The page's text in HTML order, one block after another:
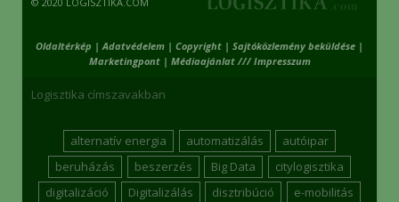
Oldaltérkép |Adatvédelem | Copyright | Sajtóközlemény beküldése |
Marketingpont| Médiaajánlat /// Impresszum
Logisztika címszavakban
alternatív energia automatizálás
autóipar
beruházás
beszerzés Big Data
citylogisztika
digitalizáció
Digitalizálás disztribúció
e-mobilitás